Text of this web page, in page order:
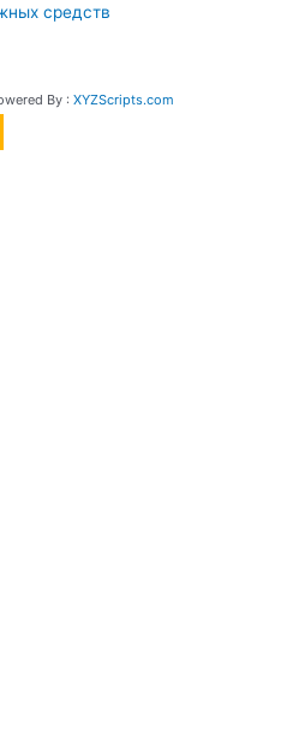
средств
By : XYZScripts.com